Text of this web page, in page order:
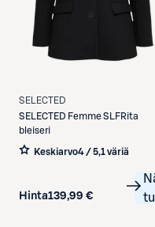
SELECTED
SELECTED Femme SLFRita
bleiseri
Keskiarvo4 / 5,1 väriä
Hinta139,99 €